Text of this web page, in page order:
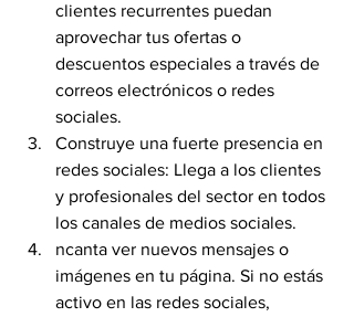
clientes recurrentes puedan
aprovechar tus ofertas o
descuentos especiales a través de
correos electrónicos o redes
sociales.
Construye una fuerte presencia en
redes sociales: Llega a los clientes
y profesionales del sector en todos
los canales de medios sociales.
ncanta ver nuevos mensajes o
imágenes en tu página. Si no estás
activo en las redes sociales,